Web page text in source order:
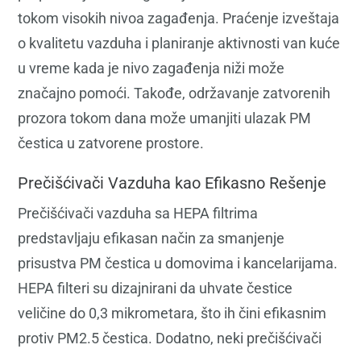
tokom visokih nivoa zagađenja. Praćenje izveštaja
o kvalitetu vazduha i planiranje aktivnosti van kuće
u vreme kada je nivo zagađenja niži može
značajno pomoći. Takođe, održavanje zatvorenih
prozora tokom dana može umanjiti ulazak PM
čestica u zatvorene prostore.
Prečišćivači Vazduha kao Efikasno Rešenje
Prečišćivači vazduha sa HEPA filtrima
predstavljaju efikasan način za smanjenje
prisustva PM čestica u domovima i kancelarijama.
HEPA filteri su dizajnirani da uhvate čestice
veličine do 0,3 mikrometara, što ih čini efikasnim
protiv PM2.5 čestica. Dodatno, neki prečišćivači